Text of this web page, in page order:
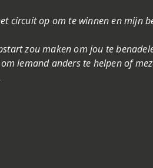
circuit op om te winnen en mijn
zou maken om jou te
iemand anders te helpen of